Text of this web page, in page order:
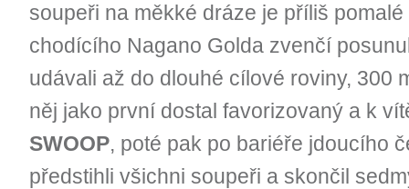
soupeři na měkké dráze je příliš
chodícího Nagano Golda zvenčí
udávali až do dlouhé cílové roviny, 300
něj jako první dostal favorizovaný a k
SWOOP, poté pak po bariéře jdoucího
předstihli všichni soupeři a skončil